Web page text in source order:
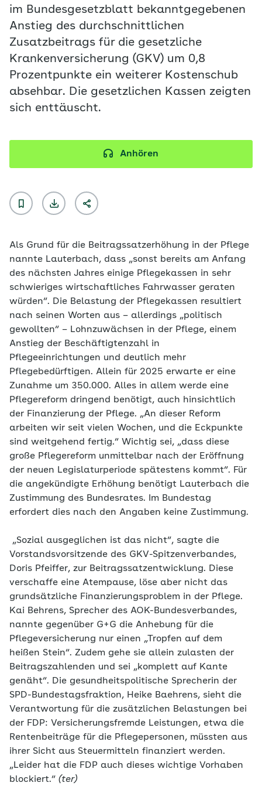
im Bundesgesetzblatt bekanntgegebenen
Anstieg des durchschnittlichen
Zusatzbeitrags für die gesetzliche
Krankenversicherung (GKV) um 0,8
Prozentpunkte ein weiterer Kostenschub
absehbar. Die gesetzlichen Kassen zeigten
sich enttäuscht.
Anhören
Als Grund für die Beitragssatzerhöhung in der Pflege
nannte Lauterbach, dass „sonst bereits am Anfang
des nächsten Jahres einige Pflegekassen in sehr
schwieriges wirtschaftliches Fahrwasser geraten
würden“. Die Belastung der Pflegekassen resultiert
nach seinen Worten aus – allerdings „politisch
gewollten“ – Lohnzuwächsen in der Pflege, einem
Anstieg der Beschäftigtenzahl in
Pflegeeinrichtungen und deutlich mehr
Pflegebedürftigen. Allein für 2025 erwarte er eine
Zunahme um 350.000. Alles in allem werde eine
Pflegereform dringend benötigt, auch hinsichtlich
der Finanzierung der Pflege. „An dieser Reform
arbeiten wir seit vielen Wochen, und die Eckpunkte
sind weitgehend fertig.“ Wichtig sei, „dass diese
große Pflegereform unmittelbar nach der Eröffnung
der neuen Legislaturperiode spätestens kommt“. Für
die angekündigte Erhöhung benötigt Lauterbach die
Zustimmung des Bundesrates. Im Bundestag
erfordert dies nach den Angaben keine Zustimmung.
„Sozial ausgeglichen ist das nicht“, sagte die
Vorstandsvorsitzende des GKV-Spitzenverbandes,
Doris Pfeiffer, zur Beitragssatzentwicklung. Diese
verschaffe eine Atempause, löse aber nicht das
grundsätzliche Finanzierungsproblem in der Pflege.
Kai Behrens, Sprecher des AOK-Bundesverbandes,
nannte gegenüber G+G die Anhebung für die
Pflegeversicherung nur einen „Tropfen auf dem
heißen Stein“. Zudem gehe sie allein zulasten der
Beitragszahlenden und sei „komplett auf Kante
genäht“. Die gesundheitspolitische Sprecherin der
SPD-Bundestagsfraktion, Heike Baehrens, sieht die
Verantwortung für die zusätzlichen Belastungen bei
der FDP: Versicherungsfremde Leistungen, etwa die
Rentenbeiträge für die Pflegepersonen, müssten aus
ihrer Sicht aus Steuermitteln finanziert werden.
„Leider hat die FDP auch dieses wichtige Vorhaben
blockiert.“ (ter)